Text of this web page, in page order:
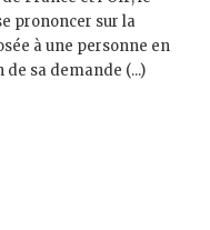
prononcer sur la
à une personne en
sa demande (...)